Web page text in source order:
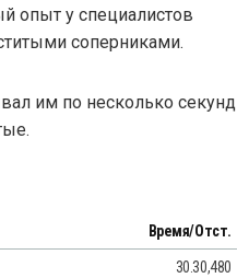
опыт у специалистов
соперниками.
им по несколько секунд
Время/Отст.
30.30,480